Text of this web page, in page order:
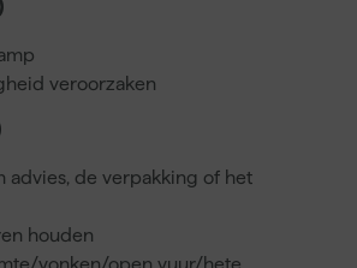
veroorzaken
advies, de verpakking of het
houden
vonken/open vuur/hete